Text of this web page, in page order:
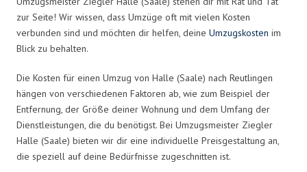
zur Seite! Wir wissen, dass Umzüge oft mit vielen Kosten
verbunden sind und möchten dir helfen, deine Umzugskosten im
Blick zu behalten.
Die Kosten für einen Umzug von Halle (Saale) nach Reutlingen
hängen von verschiedenen Faktoren ab, wie zum Beispiel der
Entfernung, der Größe deiner Wohnung und dem Umfang der
Dienstleistungen, die du benötigst. Bei Umzugsmeister Ziegler
Halle (Saale) bieten wir dir eine individuelle Preisgestaltung an,
die speziell auf deine Bedürfnisse zugeschnitten ist.